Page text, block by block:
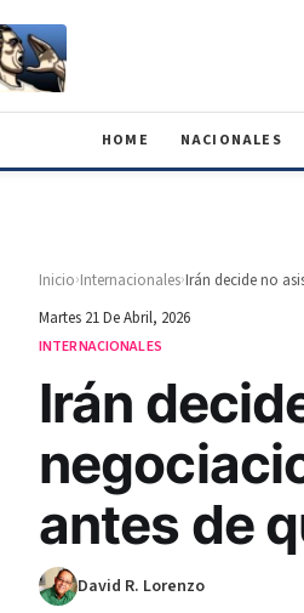
HOME NACIONALES
Inicio›Internacionales›
Martes 21 De Abril, 2026
INTERNACIONALES
Irán
antes de
David R. Lorenzo